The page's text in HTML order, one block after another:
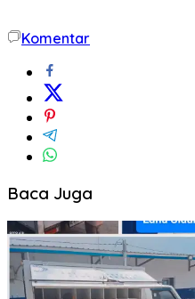
Tengah (DOB PBT) kembali
dilaksanakan di kabupaten
Fakfak, Rabu (01/03/2023).
Pertemuan keempat
tersebut dihadiri empat
kepala daerah yaitu
Kabupaten Teluk Bintuni,
serta⁹…
Komentar
Baca Juga